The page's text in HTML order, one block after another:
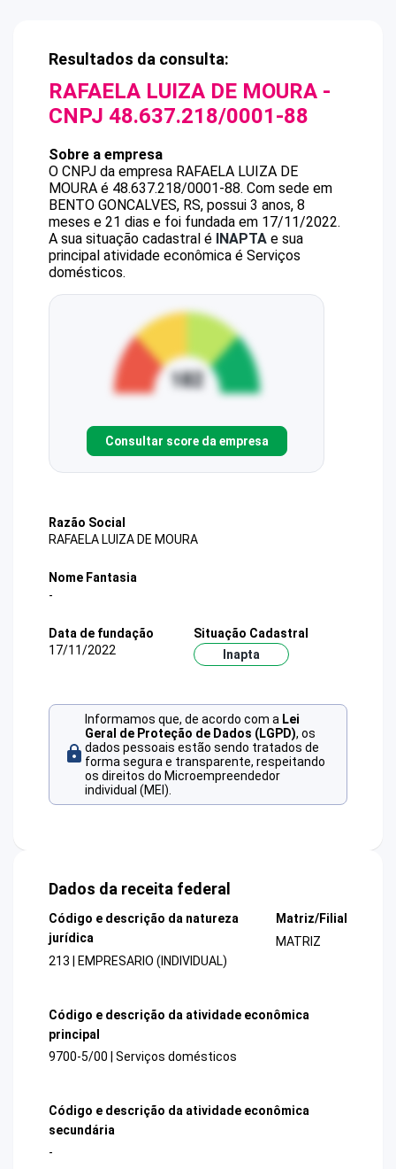
Resultados da consulta:
RAFAELA LUIZA DE MOURA -
CNPJ 48.637.218/0001-88
Sobre a empresa
O CNPJ da empresa RAFAELA LUIZA DE
MOURA é 48.637.218/0001-88. Com sede em
BENTO GONCALVES, RS, possui 3 anos, 8
meses e 21 dias e foi fundada em 17/11/2022.
A sua situação cadastral é INAPTA e sua
principal atividade econômica é Serviços
domésticos.
Consultar score da empresa
Razão Social
RAFAELA LUIZA DE MOURA
Nome Fantasia
-
Data de fundação
17/11/2022
Situação Cadastral
Inapta
Informamos que, de acordo com a Lei
Geral de Proteção de Dados (LGPD), os
dados pessoais estão sendo tratados de
forma segura e transparente, respeitando
os direitos do Microempreendedor
individual (MEI).
Dados da receita federal
Código e descrição da natureza
jurídica
213 | EMPRESARIO (INDIVIDUAL)
Matriz/Filial
MATRIZ
Código e descrição da atividade econômica
principal
9700-5/00 | Serviços domésticos
Código e descrição da atividade econômica
secundária
-